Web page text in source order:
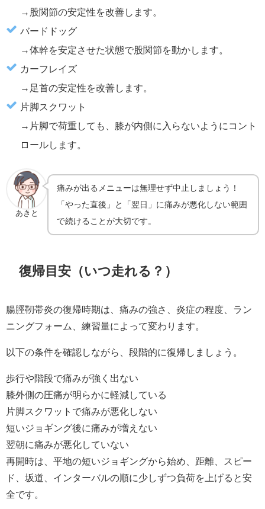
→股関節の安定性を改善します。
バードドッグ
→体幹を安定させた状態で股関節を動かします。
カーフレイズ
→足首の安定性を改善します。
片脚スクワット
→片脚で荷重しても、膝が内側に入らないようにコント
ロールします。
あきと
痛みが出るメニューは無理せず中止しましょう！
「やった直後」と「翌日」に痛みが悪化しない範囲
で続けることが大切です。
復帰目安（いつ走れる？）
腸脛靭帯炎の復帰時期は、痛みの強さ、炎症の程度、ラン
ニングフォーム、練習量によって変わります。
以下の条件を確認しながら、段階的に復帰しましょう。
歩行や階段で痛みが強く出ない
膝外側の圧痛が明らかに軽減している
片脚スクワットで痛みが悪化しない
短いジョギング後に痛みが増えない
翌朝に痛みが悪化していない
再開時は、平地の短いジョギングから始め、距離、スピー
ド、坂道、インターバルの順に少しずつ負荷を上げると安
全です。